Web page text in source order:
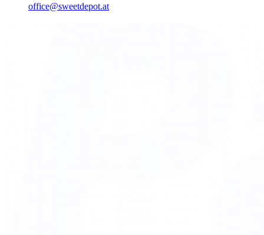
office@sweetdepot.at